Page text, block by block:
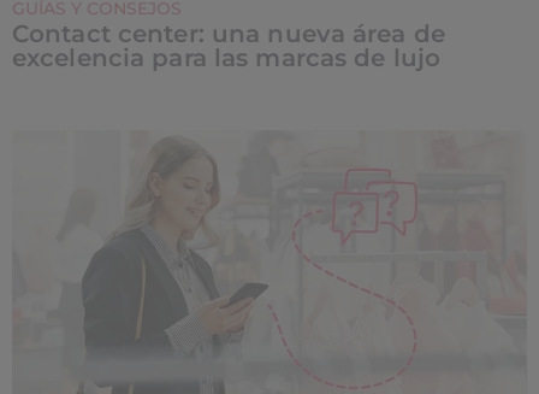
GUÍAS Y CONSEJOS
Contact center: una nueva área de
excelencia para las marcas de lujo